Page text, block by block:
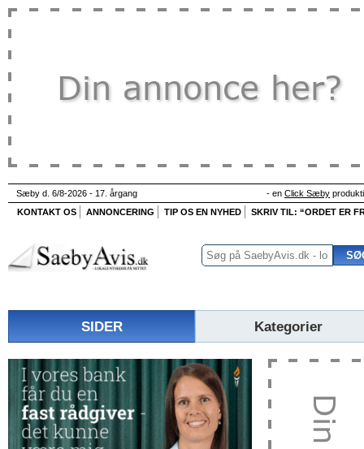
Sæby d. 6/8-2026 - 17. årgang - en Click Sæby
KONTAKT OS
ANNONCERING TIP OS EN NYHED SKRIV TIL: “ORDET ER
SIDER Kategorier